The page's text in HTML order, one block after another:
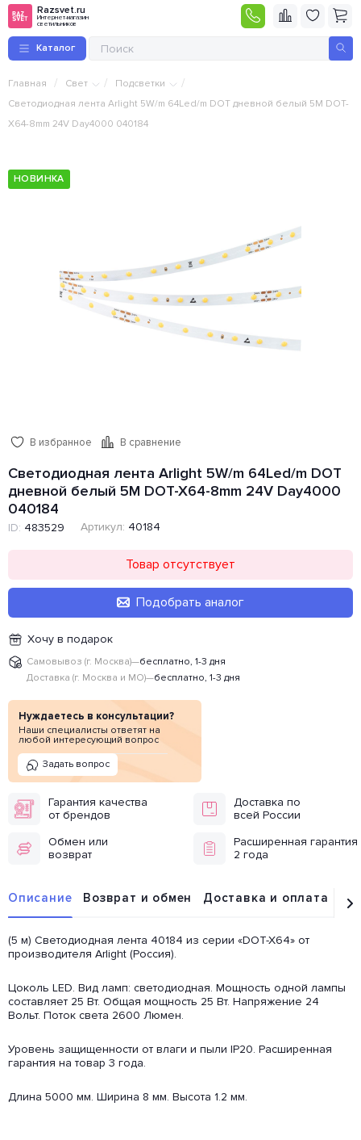
Razsvet.ru
Интернет-магазин
светильников
Каталог
Главная / Свет / Подсветки /
Светодиодная лента Arlight 5W/m 64Led/m DOT дневной белый 5M DOT-
X64-8mm 24V Day4000 040184
НОВИНКА
В избранное В сравнение
Светодиодная лента Arlight 5W/m 64Led/m DOT
дневной белый 5M DOT-X64-8mm 24V Day4000
040184
ID: 483529 Артикул: 40184
Товар отсутствует
Подобрать аналог
Хочу в подарок
Самовывоз (г. Москва)—бесплатно, 1-3 дня
Доставка (г. Москва и МО)—бесплатно, 1-3 дня
Нуждаетесь в консультации?
Наши специалисты ответят на
любой интересующий вопрос
Задать вопрос
Гарантия качества
от брендов
Доставка по
всей России
Обмен или
возврат
Расширенная гарантия
2 года
Описание Возврат и обмен Доставка и оплата
(5 м) Светодиодная лента 40184 из серии «DOT-X64» от
производителя Arlight (Россия).
Цоколь LED. Вид ламп: светодиодная. Мощность одной лампы
составляет 25 Вт. Общая мощность 25 Вт. Напряжение 24
Вольт. Поток света 2600 Люмен.
Уровень защищенности от влаги и пыли IP20. Расширенная
гарантия на товар 3 года.
Длина 5000 мм. Ширина 8 мм. Высота 1.2 мм.